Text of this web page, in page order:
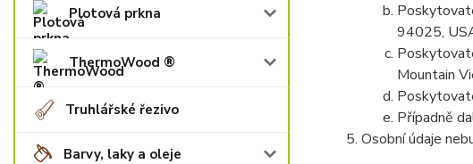
Plotová prkna
ThermoWood ®
Truhlářské řezivo
Barvy, laky a oleje
94025,
Mountain
Případně
Osobní údaje